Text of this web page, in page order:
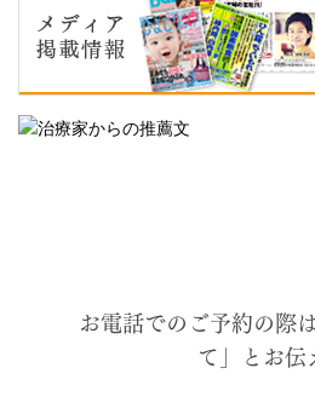
お電話でのご予約の際
て」とお伝